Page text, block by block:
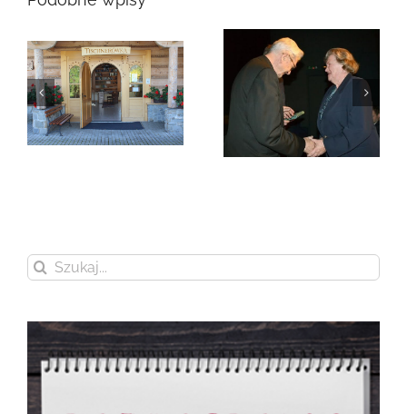
Zmarła Genowefa
Sikora
Zmarła Wanda
Czubernatowa
Szukaj